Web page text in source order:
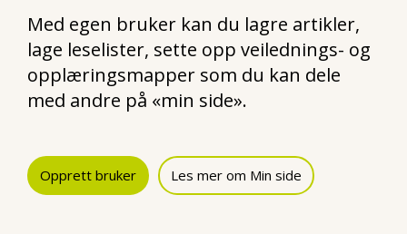
Med egen bruker kan du lagre artikler,
lage leselister, sette opp veilednings- og
opplæringsmapper som du kan dele
med andre på «min side».
Opprett bruker Les mer om Min side